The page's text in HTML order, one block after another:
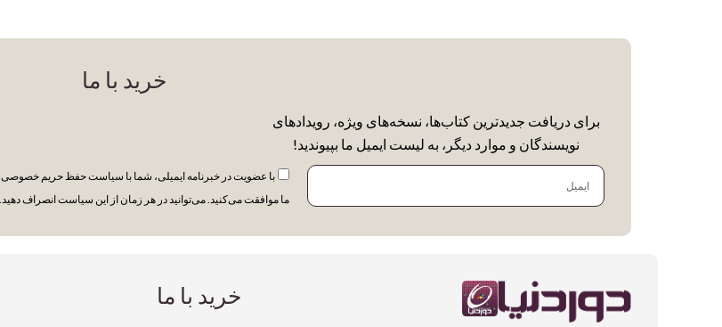
خرید با ما
برای دریافت جدیدترین کتاب‌ها، نسخه‌های ویژه، رویدادهای
نویسندگان و موارد دیگر، به لیست ایمیل ما بپیوندید!
ایمیل
با عضویت در خبرنامه ایمیلی، شما با سیاست حفظ حریم خصوصی
ما موافقت می‌کنید. می‌توانید در هر زمان از این سیاست انصراف دهید.
خرید با ما